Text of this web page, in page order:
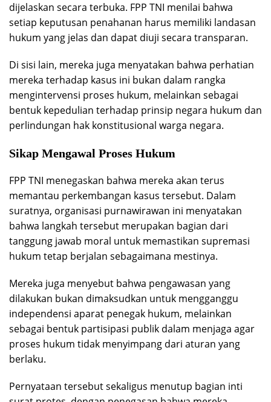
dijelaskan secara terbuka. FPP TNI menilai bahwa
setiap keputusan penahanan harus memiliki landasan
hukum yang jelas dan dapat diuji secara transparan.
Di sisi lain, mereka juga menyatakan bahwa perhatian
mereka terhadap kasus ini bukan dalam rangka
mengintervensi proses hukum, melainkan sebagai
bentuk kepedulian terhadap prinsip negara hukum dan
perlindungan hak konstitusional warga negara.
Sikap Mengawal Proses Hukum
FPP TNI menegaskan bahwa mereka akan terus
memantau perkembangan kasus tersebut. Dalam
suratnya, organisasi purnawirawan ini menyatakan
bahwa langkah tersebut merupakan bagian dari
tanggung jawab moral untuk memastikan supremasi
hukum tetap berjalan sebagaimana mestinya.
Mereka juga menyebut bahwa pengawasan yang
dilakukan bukan dimaksudkan untuk mengganggu
independensi aparat penegak hukum, melainkan
sebagai bentuk partisipasi publik dalam menjaga agar
proses hukum tidak menyimpang dari aturan yang
berlaku.
Pernyataan tersebut sekaligus menutup bagian inti